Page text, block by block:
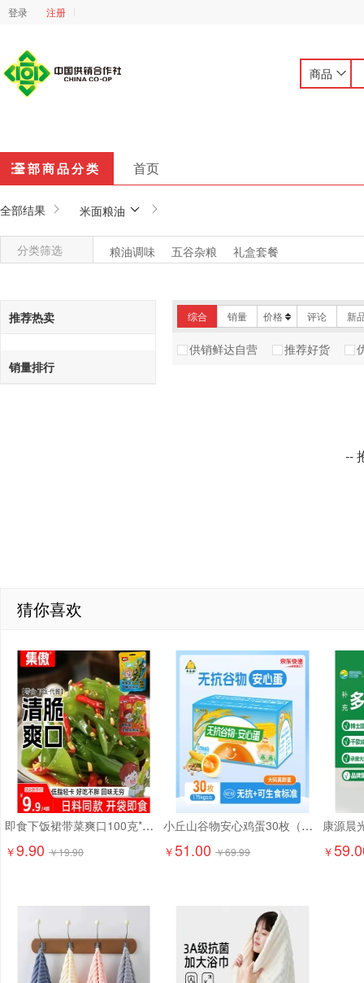
登录 注册
商品
全部商品分类 首页
全部结果 米面粮油
分类筛选 粮油调味 五谷杂粮 礼盒套餐
推荐热卖
销量排行
综合 销量 价格 评论 新
供销鲜达自营 推荐好货
--
猜你喜欢
即食下饭裙带菜爽口100克*6袋9.9元精选大连海藻 日料店同款！
￥9.90 ￥19.90
小丘山谷物安心鸡蛋30枚（京东配送上门）
￥51.00 ￥69.99 ￥